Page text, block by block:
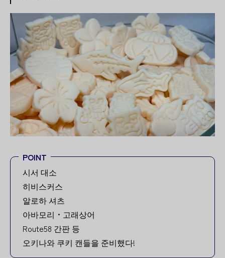
POINT
시서 대소
히비스커스
알로하 셔츠
아바모리・고래상어
Route58 간판 등
오키나와 쿠키 캔들을 준비했다!